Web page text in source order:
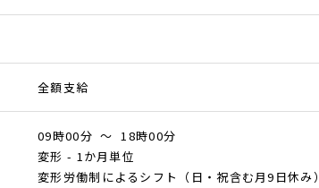
全額支給
09時00分 ～ 18時00分
変形 - 1か月単位
変形労働制によるシフト（日・祝含む月9日休み）